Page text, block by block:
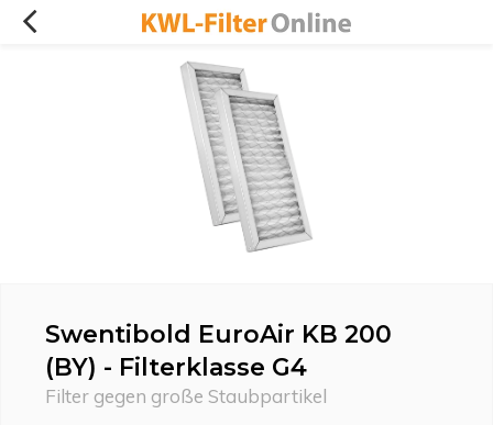
Swentibold EuroAir KB 200
(BY) - Filterklasse G4
Filter gegen große Staubpartikel